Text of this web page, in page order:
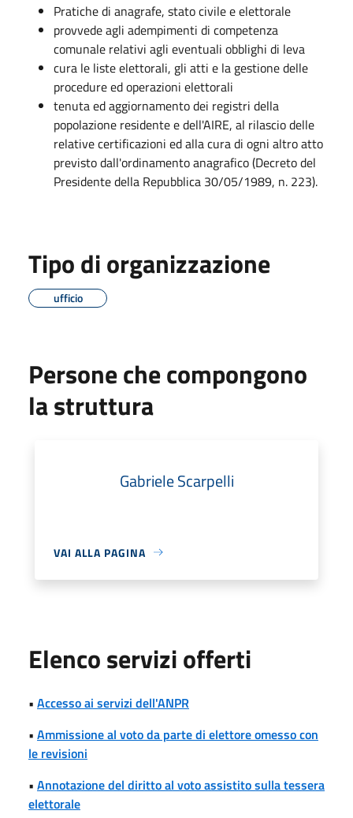
Pratiche di anagrafe, stato civile e elettorale
provvede agli adempimenti di competenza
comunale relativi agli eventuali obblighi di leva
cura le liste elettorali, gli atti e la gestione delle
procedure ed operazioni elettorali
tenuta ed aggiornamento dei registri della
popolazione residente e dell'AIRE, al rilascio delle
relative certificazioni ed alla cura di ogni altro atto
previsto dall'ordinamento anagrafico (Decreto del
Presidente della Repubblica 30/05/1989, n. 223).
Tipo di organizzazione
ufficio
Persone che compongono
la struttura
Gabriele Scarpelli
VAI ALLA PAGINA
Elenco servizi offerti
• Accesso ai servizi dell'ANPR
• Ammissione al voto da parte di elettore omesso con
le revisioni
• Annotazione del diritto al voto assistito sulla tessera
elettorale